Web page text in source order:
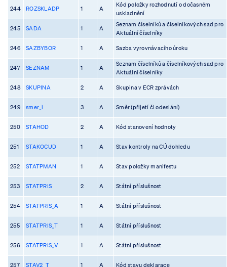
244 ROZSKLADP 1 A
Kód položky rozhodnutí o dočasném
uskladnění
245 SADA 1 A
Seznam číselníků a číselníkových sad pro
Aktuální číselníky
246 SAZBYBOR 1 A Sazba vyrovnávacího úroku
247 SEZNAM 1 A
Seznam číselníků a číselníkových sad pro
Aktuální číselníky
248 SKUPINA 2 A Skupina v ECR zprávách
249 smer_i 3 A Směr (přijetí či odeslání)
250 STAHOD 2 A Kód stanovení hodnoty
251 STAKOCUD 1 A Stav kontroly na CÚ dohledu
252 STATPMAN 1 A Stav položky manifestu
253 STATPRIS 2 A Státní příslušnost
254 STATPRIS_A 1 A Státní příslušnost
255 STATPRIS_T 1 A Státní příslušnost
256 STATPRIS_V 1 A Státní příslušnost
257 STAV2_T 1 A Kód stavu deklarace